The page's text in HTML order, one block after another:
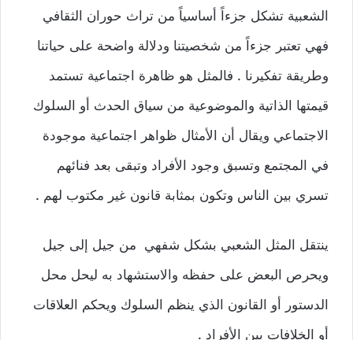
الشعبية تشكل جزءاً أساسياً من تراث حوران الثقافي
فهي تعتبر جزءاً من شخصيتنا ودلالة واضحة على حياتنا
وطريقة تفكيرنا . فالمثل هو ظاهرة اجتماعية تستمد
قيمتها الذاتية والموضوعية من سياق الحدث أو السلوك
الاجتماعي ويقال أن الأمثال ظواهر اجتماعية موجودة
في المجتمع وتسبق وجود الأفراد وتبقى بعد فنائهم
تسري بين الناس وتكون بمثابة قانون غير مكتوب لهم .
ينتقل المثل الشعبي بشكل شفهي من جيل إلى جيل
ويحرص البعض على حفظه والاستشهاد به ليحل محل
الدستور أو القانون الذي ينظم السلوك ويحكم العلاقات
أو الخلافات بين الأفراد .